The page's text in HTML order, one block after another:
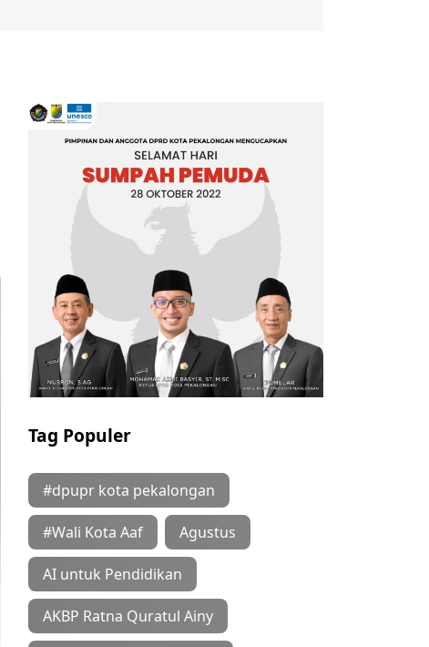
Tag Populer
#dpupr kota pekalongan
#Wali Kota Aaf Agustus
AI untuk Pendidikan
AKBP Ratna Quratul Ainy